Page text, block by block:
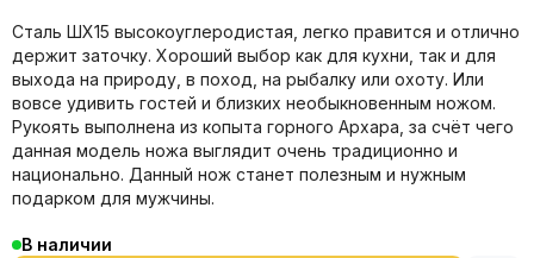
Сталь ШХ15 высокоуглеродистая, легко правится и отлично
держит заточку. Хороший выбор как для кухни, так и для
выхода на природу, в поход, на рыбалку или охоту. Или
вовсе удивить гостей и близких необыкновенным ножом.
Рукоять выполнена из копыта горного Архара, за счёт чего
данная модель ножа выглядит очень традиционно и
национально. Данный нож станет полезным и нужным
подарком для мужчины.
В наличии